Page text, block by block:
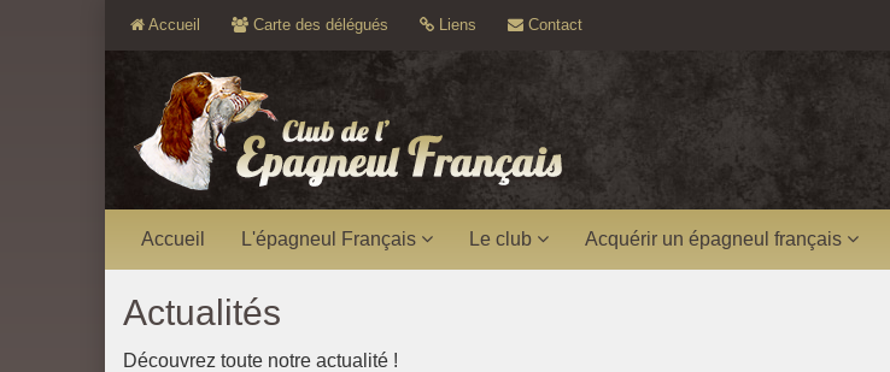
Accueil Carte des délégués Liens Contact
Accueil L'épagneul Français Le club Acquérir un épagneul français
Actualités
Découvrez toute notre actualité !